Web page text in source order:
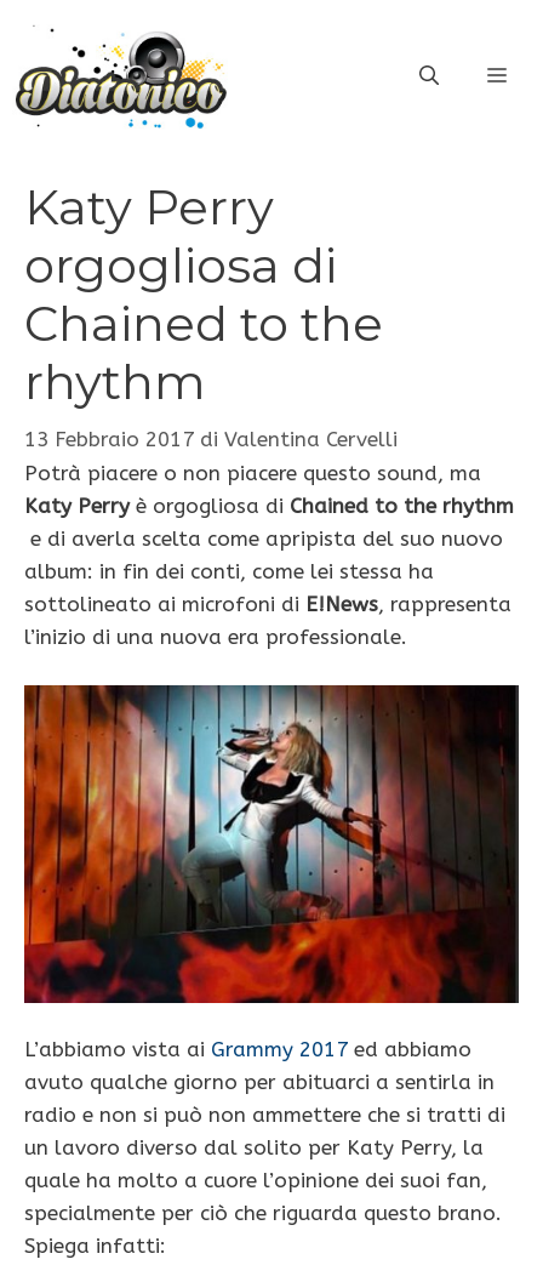
contenuto
Katy Perry
orgogliosa di
Chained to the
rhythm
13 Febbraio 2017 di Valentina Cervelli
Potrà piacere o non piacere questo sound, ma
Katy Perryè orgogliosa di Chained to the rhythm
e di averla scelta come apripista del suo nuovo
album: in fin dei conti, come lei stessa ha
sottolineato ai microfoni di E!News, rappresenta
l’inizio di una nuova era professionale.
L’abbiamo vista ai Grammy 2017 ed abbiamo
avuto qualche giorno per abituarci a sentirla in
radio e non si può non ammettere che si tratti di
un lavoro diverso dal solito per Katy Perry, la
quale ha molto a cuore l’opinione dei suoi fan,
specialmente per ciò che riguarda questo brano.
Spiega infatti: